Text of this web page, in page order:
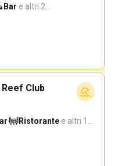
Bar·e altri 2…
Club
· Ristorante·e altri 1…